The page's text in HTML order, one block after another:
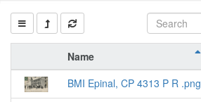
Name
BMI Epinal, CP 4313 P R .png